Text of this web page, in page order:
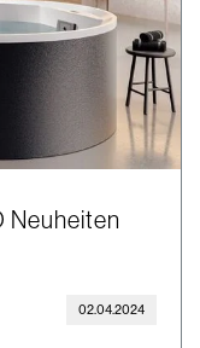
Neuheiten
02.04.2024